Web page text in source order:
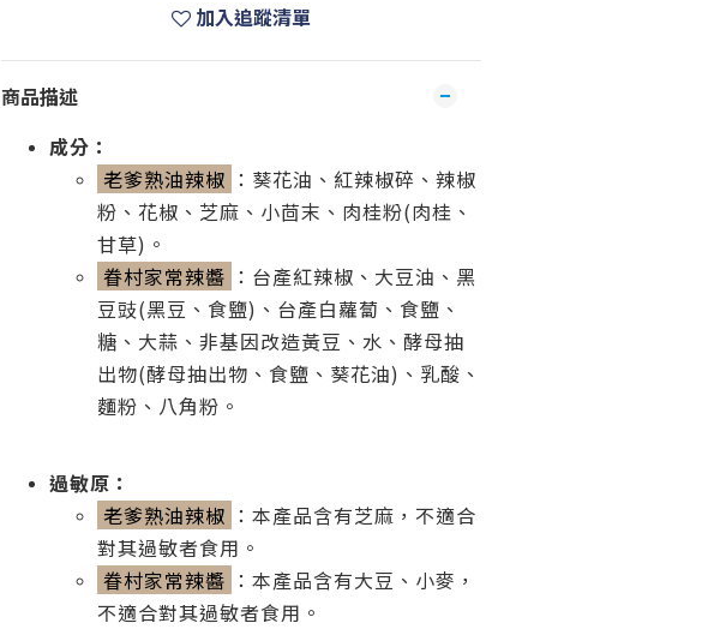
加入追蹤清單
商品描述
成分：
老爹熟油辣椒 ： 葵花油、紅辣椒碎、辣椒
粉、花椒、芝麻、小茴末、肉桂粉(肉桂、
甘草)。
眷村家常辣醬 ： 台產紅辣椒、大豆油、黑
豆豉(黑豆、食鹽)、台產白蘿蔔、食鹽、
糖、大蒜、非基因改造黃豆、水、酵母抽
出物(酵母抽出物、食鹽、葵花油)、乳酸、
麵粉、八角粉。
過敏原：
老爹熟油辣椒 ： 本產品含有芝麻，不適合
對其過敏者食用。
眷村家常辣醬 ： 本產品含有大豆、小麥，
不適合對其過敏者食用。